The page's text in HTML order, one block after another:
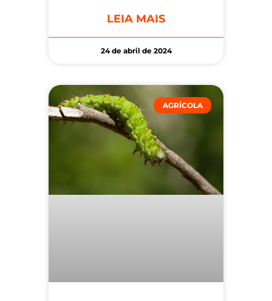
LEIA MAIS
24 de abril de 2024
AGRÍCOLA